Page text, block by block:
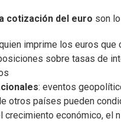
cotización del euro son
imprime los euros que
sobre tasas de
: eventos
otros países pueden
crecimiento económico, el